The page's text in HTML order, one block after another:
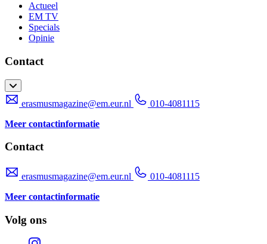
Actueel
EM TV
Specials
Opinie
Contact
erasmusmagazine@em.eur.nl
010-4081115
Meer contactinformatie
Contact
erasmusmagazine@em.eur.nl
010-4081115
Meer contactinformatie
Volg ons